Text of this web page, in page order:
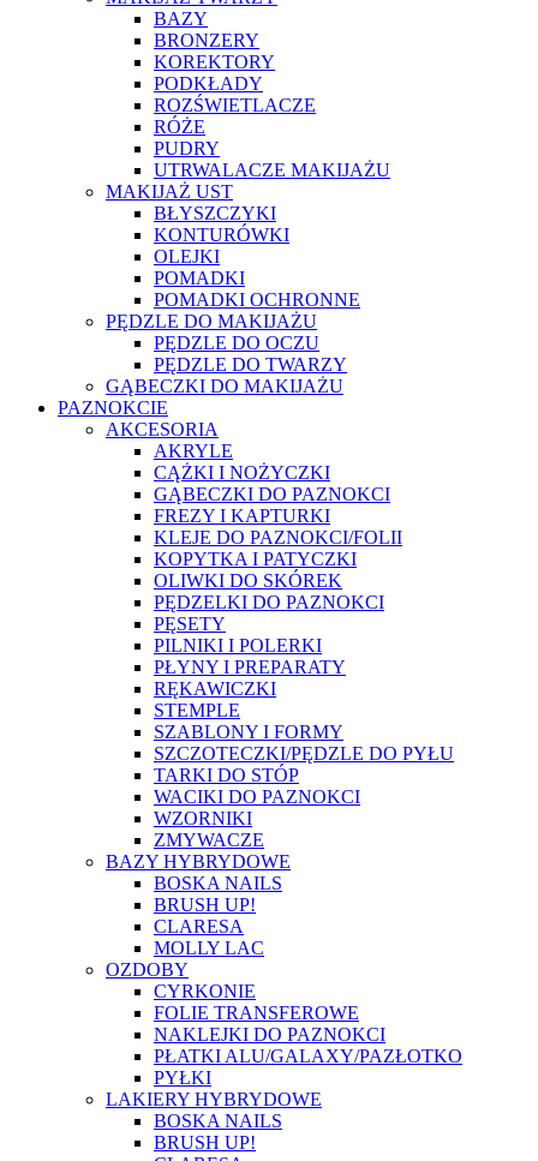
BAZY
BRONZERY
KOREKTORY
PODKŁADY
ROZŚWIETLACZE
RÓŻE
PUDRY
UTRWALACZE MAKIJAŻU
MAKIJAŻ UST
BŁYSZCZYKI
KONTURÓWKI
OLEJKI
POMADKI
POMADKI OCHRONNE
PĘDZLE DO MAKIJAŻU
PĘDZLE DO OCZU
PĘDZLE DO TWARZY
GĄBECZKI DO MAKIJAŻU
PAZNOKCIE
AKCESORIA
AKRYLE
CĄŻKI I NOŻYCZKI
GĄBECZKI DO PAZNOKCI
FREZY I KAPTURKI
KLEJE DO PAZNOKCI/FOLII
KOPYTKA I PATYCZKI
OLIWKI DO SKÓREK
PĘDZELKI DO PAZNOKCI
PĘSETY
PILNIKI I POLERKI
PŁYNY I PREPARATY
RĘKAWICZKI
STEMPLE
SZABLONY I FORMY
SZCZOTECZKI/PĘDZLE DO PYŁU
TARKI DO STÓP
WACIKI DO PAZNOKCI
WZORNIKI
ZMYWACZE
BAZY HYBRYDOWE
BOSKA NAILS
BRUSH UP!
CLARESA
MOLLY LAC
OZDOBY
CYRKONIE
FOLIE TRANSFEROWE
NAKLEJKI DO PAZNOKCI
PŁATKI ALU/GALAXY/PAZŁOTKO
PYŁKI
LAKIERY HYBRYDOWE
BOSKA NAILS
BRUSH UP!